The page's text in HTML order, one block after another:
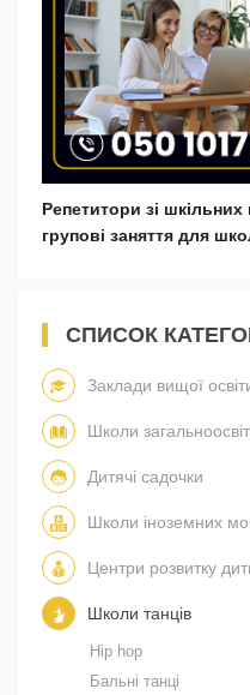
СПИСОК
Заклади вищої
Школи
Дитячі садочки
Школи іноземних
Центри розвитку
Школи танців
Hip hop
Бальні танці
Репетитори зі шкільних
групові заняття для